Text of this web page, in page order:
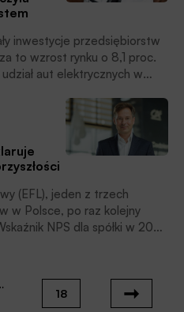
że wraz ze
gospodarki na ścieżkę
wyników całego
na odrobienie strat z
inwestycje przedsiębiorstw
to wzrost rynku o 8,1 proc.
aut elektrycznych w
roku wartość inwestycji
wzrośnie do 129,7
(EFL), jeden z trzech
w Polsce, po raz kolejny
NPS dla spółki w 2025
wybór EFL w przyszłości,
18